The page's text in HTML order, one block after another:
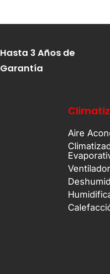
Hasta 3 Años de
Garantía
Aire